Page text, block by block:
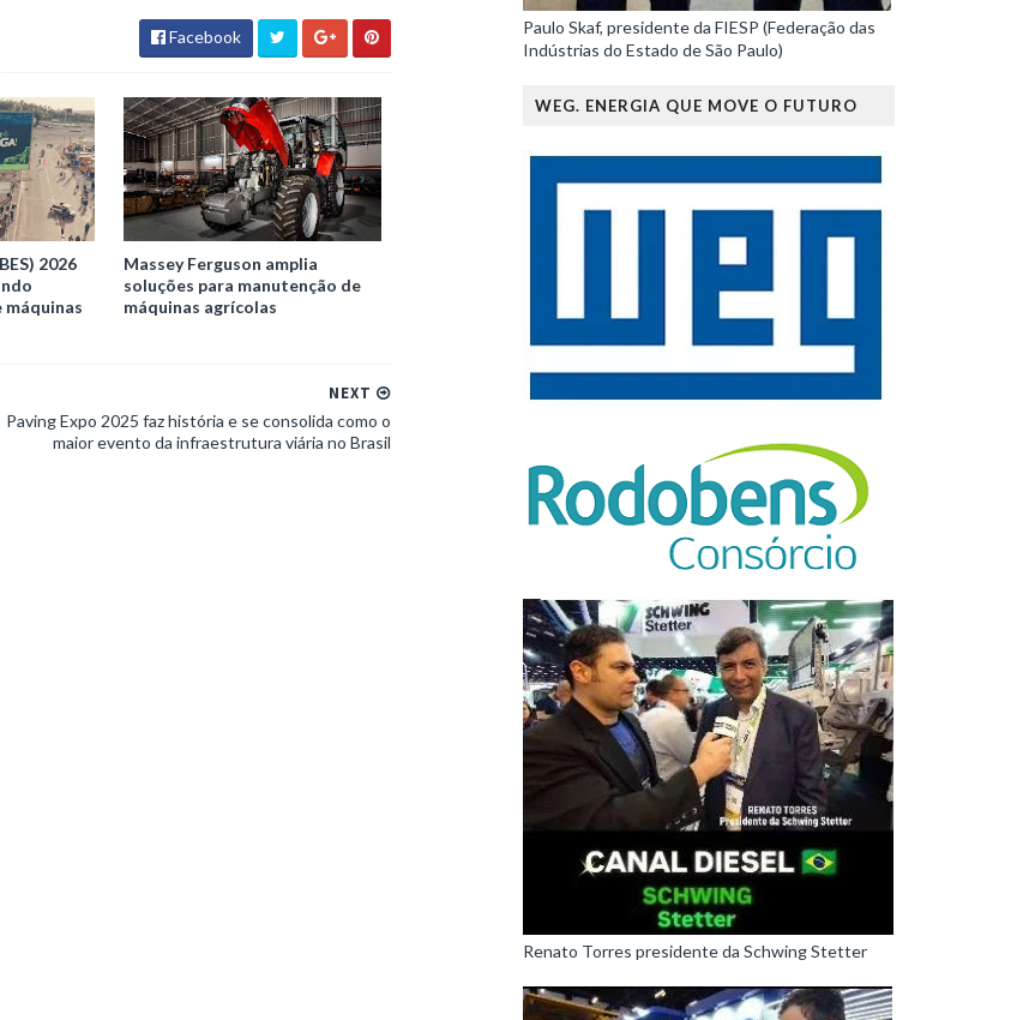
Facebook
2026
máquinas
Massey Ferguson amplia
soluções para manutenção de
máquinas agrícolas
NEXT
Paving Expo 2025 faz história e se consolida como o
maior evento da infraestrutura viária no Brasil
Paulo Skaf, presidente da FIESP (Federação das
Indústrias do Estado de São Paulo)
WEG. ENERGIA QUE MOVE O FUTURO
Renato Torres presidente da Schwing Stetter